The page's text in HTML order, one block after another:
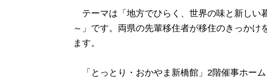
テーマは「地方でひらく、世界の味と新しい
～」です。両県の先輩移住者が移住のきっかけ
ます。
「とっとり・おかやま新橋館」2階催事ホー